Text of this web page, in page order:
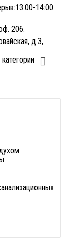
14:00.
206.
д.3,